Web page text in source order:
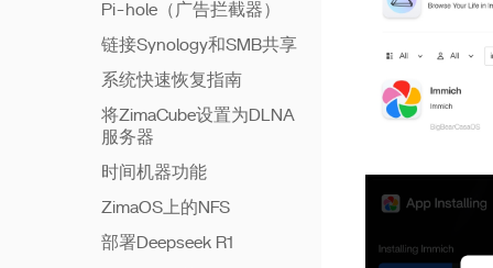
Pi-hole（广告拦截器）
链接Synology和SMB共享
系统快速恢复指南
将ZimaCube设置为DLNA
服务器
时间机器功能
ZimaOS上的NFS
部署Deepseek R1